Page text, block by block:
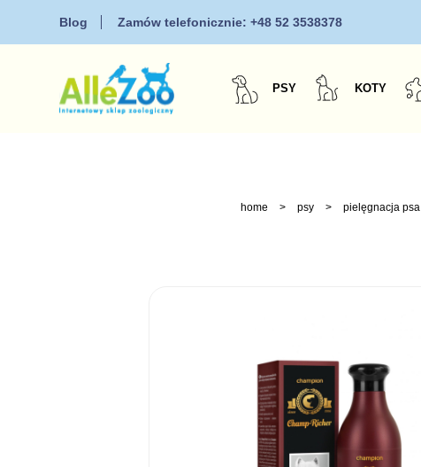
Blog Zamów telefonicznie:+48 52 3538378
PSY KOTY
home > psy > pielęgnacja psa